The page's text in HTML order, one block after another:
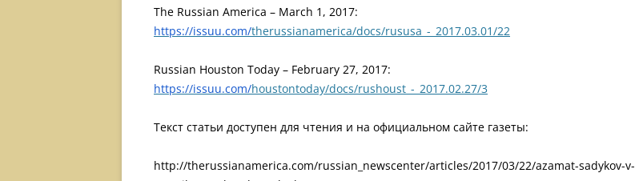
The Russian America – March 1, 2017:
https://issuu.com/therussianamerica/docs/rususa_-_2017.03.01/22
Russian Houston Today – February 27, 2017:
https://issuu.com/houstontoday/docs/rushoust_-_2017.02.27/3
Текст статьи доступен для чтения и на официальном сайте газеты:
http://therussianamerica.com/russian_newscenter/articles/2017/03/22/azamat-sadykov-v-